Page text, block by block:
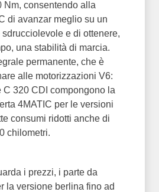
Nm, consentendo alla
di avanzar meglio su un
e di ottenere,
una stabilità di marcia.
permanente, che è
alle motorizzazioni V6:
C 320 CDI compongono la
4MATIC per le versioni
consumi ridotti anche di
chilometri.
i prezzi, i parte da
la versione berlina fino ad